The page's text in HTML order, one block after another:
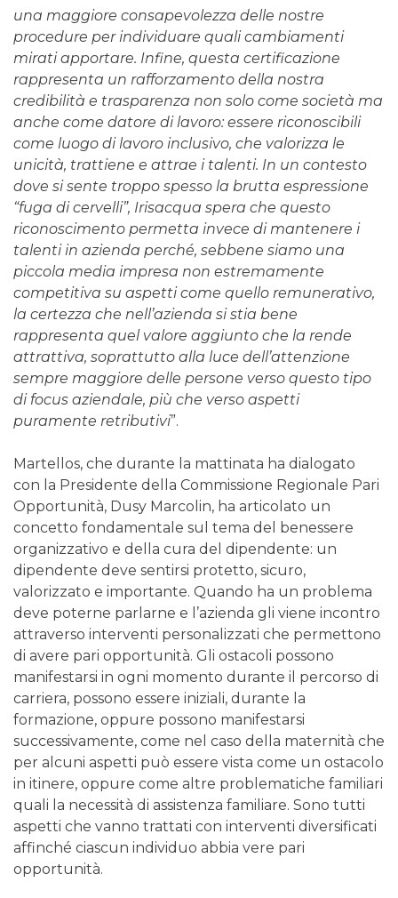
una maggiore consapevolezza delle nostre
procedure per individuare quali cambiamenti
mirati apportare. Infine, questa certificazione
rappresenta un rafforzamento della nostra
credibilità e trasparenza non solo come società ma
anche come datore di lavoro: essere riconoscibili
come luogo di lavoro inclusivo, che valorizza le
unicità, trattiene e attrae i talenti. In un contesto
dove si sente troppo spesso la brutta espressione
“fuga di cervelli”, Irisacqua spera che questo
riconoscimento permetta invece di mantenere i
talenti in azienda perché, sebbene siamo una
piccola media impresa non estremamente
competitiva su aspetti come quello remunerativo,
la certezza che nell’azienda si stia bene
rappresenta quel valore aggiunto che la rende
attrattiva, soprattutto alla luce dell’attenzione
sempre maggiore delle persone verso questo tipo
di focus aziendale, più che verso aspetti
puramente retributivi”.
Martellos, che durante la mattinata ha dialogato
con la Presidente della Commissione Regionale Pari
Opportunità, Dusy Marcolin, ha articolato un
concetto fondamentale sul tema del benessere
organizzativo e della cura del dipendente: un
dipendente deve sentirsi protetto, sicuro,
valorizzato e importante. Quando ha un problema
deve poterne parlarne e l’azienda gli viene incontro
attraverso interventi personalizzati che permettono
di avere pari opportunità. Gli ostacoli possono
manifestarsi in ogni momento durante il percorso di
carriera, possono essere iniziali, durante la
formazione, oppure possono manifestarsi
successivamente, come nel caso della maternità che
per alcuni aspetti può essere vista come un ostacolo
in itinere, oppure come altre problematiche familiari
quali la necessità di assistenza familiare. Sono tutti
aspetti che vanno trattati con interventi diversificati
affinché ciascun individuo abbia vere pari
opportunità.